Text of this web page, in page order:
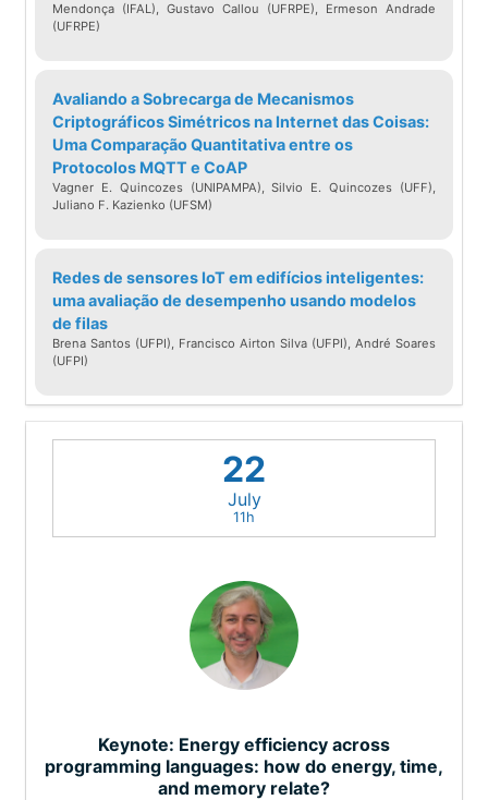
Mendonça (IFAL), Gustavo Callou (UFRPE), Ermeson Andrade
(UFRPE)
Avaliando a Sobrecarga de Mecanismos
Criptográficos Simétricos na Internet das Coisas:
Uma Comparação Quantitativa entre os
Protocolos MQTT e CoAP
Vagner E. Quincozes (UNIPAMPA), Silvio E. Quincozes (UFF),
Juliano F. Kazienko (UFSM)
Redes de sensores IoT em edifícios inteligentes:
uma avaliação de desempenho usando modelos
de filas
Brena Santos (UFPI), Francisco Airton Silva (UFPI), André Soares
(UFPI)
Keynote: Energy efficiency across
programming languages: how do energy, time,
and memory relate?
22
July
11h